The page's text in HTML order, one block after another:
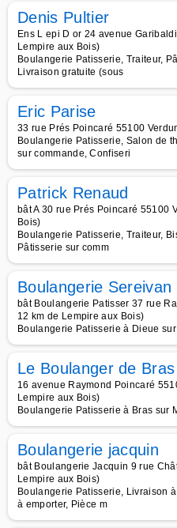
Denis Pultier
Ens L epi D or 24 avenue
Lempire aux Bois)
Boulangerie Patisserie, Traiteur,
Livraison gratuite (sous
Eric Parise
33 rue Prés Poincaré 55100
Boulangerie Patisserie, Salon de
sur commande, Confiseri
Patrick Renaud
bât A 30 rue Prés Poincaré 55100
Bois)
Boulangerie Patisserie, Traiteur,
Pâtisserie sur comm
Boulangerie Sereivan
bât Boulangerie Patisser 37 rue
12 km de Lempire aux Bois)
Boulangerie Patisserie à Dieue sur
Le Boulanger de Bras
16 avenue Raymond Poincaré
Lempire aux Bois)
Boulangerie Patisserie à Bras sur
Boulangerie jacquin
bât Boulangerie Jacquin 9 rue
Lempire aux Bois)
Boulangerie Patisserie, Livraison
à emporter, Pièce m